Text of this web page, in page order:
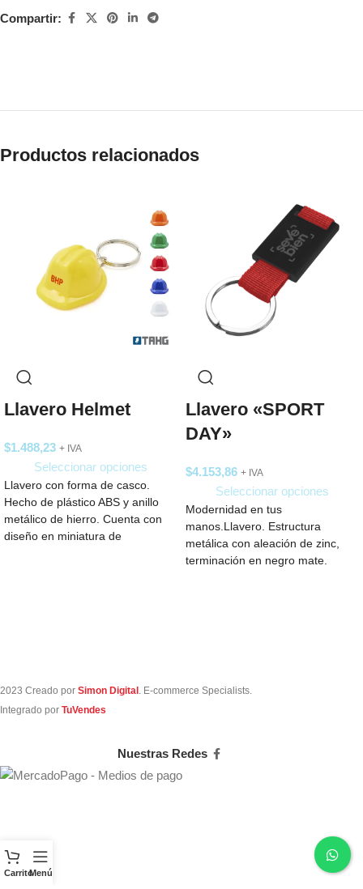
Compartir:
Productos relacionados
Llavero Helmet
$1.488,23 + IVA
Seleccionar opciones
Llavero con forma de casco.
Hecho de plástico ABS y anillo
metálico de hierro. Cuenta con
diseño en miniatura de
Llavero «SPORT
DAY»
$4.153,86 + IVA
Seleccionar opciones
Modernidad en tus
manos.Llavero. Estructura
metálica con aleación de zinc,
terminación en negro mate.
2023 Creado por Simon Digital. E-commerce Specialists.
Integrado por TuVendes
Nuestras Redes
CarritoMenú